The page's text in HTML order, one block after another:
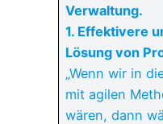
Verwaltung.
1. Effektivere
Lösung von
„Wenn wir in
mit agilen
wären, dann